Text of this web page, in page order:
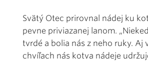
Svätý Otec prirovnal nádej ku
pevne priviazanej lanom.
tvrdé a bolia nás z neho ruky. Aj
chvíľach nás kotva nádeje